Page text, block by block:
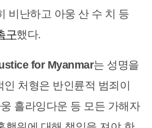
비난하고 아웅 산 수 치 등
구했다.
for Myanmar는 성명을
인 처형은 반인륜적 범죄이
흘라잉다운 등 모든 가해자